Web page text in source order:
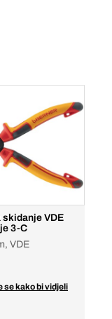
skidanje VDE
3-C
VDE
se kako bi vidjeli